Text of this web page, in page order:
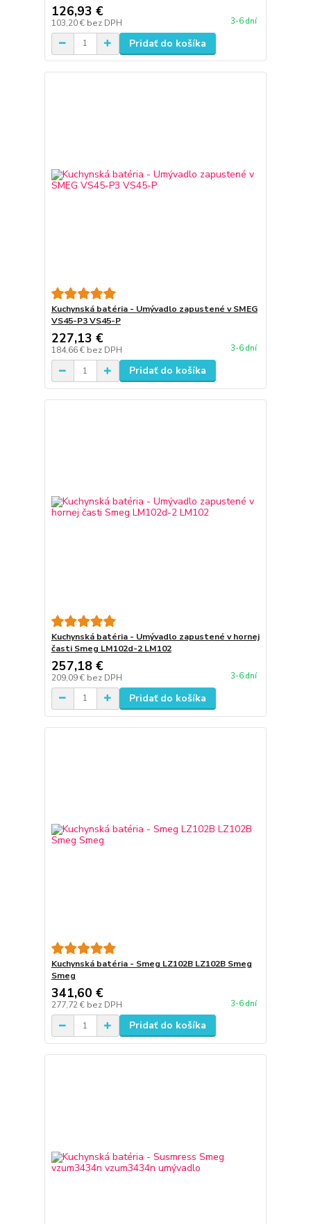
126,93 €
103,20 € bez DPH 3-6 dní
Pridať do košíka
Kuchynská batéria - Umývadlo zapustené v SMEG
VS45-P3 VS45-P
227,13 €
184,66 € bez DPH 3-6 dní
Pridať do košíka
Kuchynská batéria - Umývadlo zapustené v hornej
časti Smeg LM102d-2 LM102
257,18 €
209,09 € bez DPH 3-6 dní
Pridať do košíka
Kuchynská batéria - Smeg LZ102B LZ102B Smeg
Smeg
341,60 €
277,72 € bez DPH 3-6 dní
Pridať do košíka